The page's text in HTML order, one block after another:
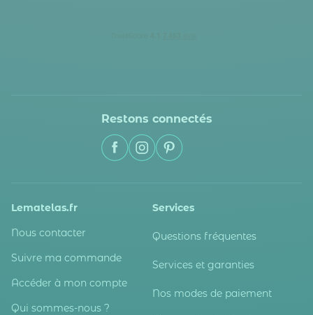
Restons connectés
Lematelas.fr
Nous contacter
Suivre ma commande
Accéder à mon compte
Qui sommes-nous ?
Services
Questions fréquentes
Services et garanties
Nos modes de paiement